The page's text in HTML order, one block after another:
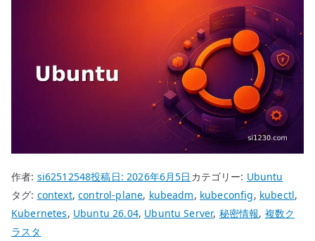
作者: si62512548投稿日:2026年6月5日 カテゴリー: Ubuntu
タグ: context,control-plane, kubeadm, kubeconfig, kubectl,
Kubernetes, Ubuntu 26.04, Ubuntu Server, 秘密情報, 複数ク
ラスタ